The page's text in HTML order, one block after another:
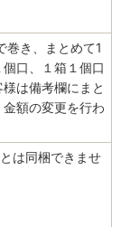
巻き、まとめて1
口、１箱１個口
は備考欄にまと
額の変更を行わ
は同梱できませ